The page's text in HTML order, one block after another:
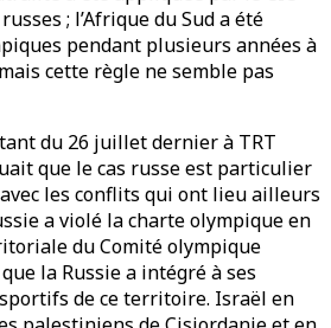
; l’Afrique du Sud a été
pendant plusieurs années à
cette règle ne semble pas
du 26 juillet dernier à TRT
que le cas russe est particulier
avec les conflits qui ont lieu ailleurs
a violé la charte olympique en
du Comité olympique
la Russie a intégré à ses
de ce territoire. Israël en